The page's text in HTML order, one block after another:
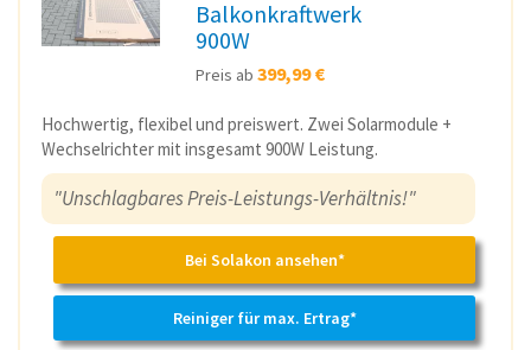
Balkonkraftwerk
900W
Preis ab 399,99 €
Hochwertig, flexibel und preiswert. Zwei Solarmodule +
Wechselrichter mit insgesamt 900W Leistung.
"Unschlagbares Preis-Leistungs-Verhältnis!"
Bei Solakon ansehen*
Reiniger für max. Ertrag*